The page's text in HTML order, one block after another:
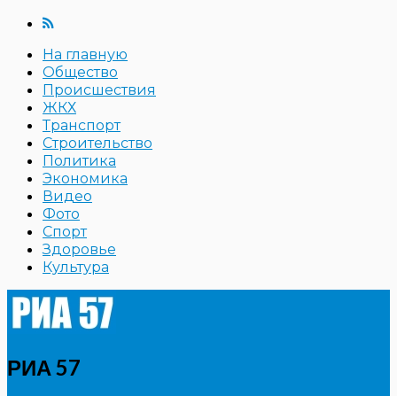
На главную
Общество
Происшествия
ЖКХ
Транспорт
Строительство
Политика
Экономика
Видео
Фото
Спорт
Здоровье
Культура
РИА 57